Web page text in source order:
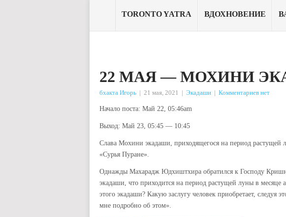
TORONTO YATRA ВДОХНОВЕНИЕ
22 МАЯ — МОХИНИ
бхакта Игорь | 21 мая, 2021 | Экадаши | Комментариев нет
Начало поста: Май 22, 05:46am
Выход: Май 23, 05:45 — 10:45
Слава Мохини экадаши, приходящегося на период растущей
«Сурья Пуране».
Однажды Махарадж Юдхиштхира обратился к Господу
экадаши, что приходится на период растущей луны в месяце
этого экадаши? Какую заслугу человек приобретает, следуя
мне подробно об этом».